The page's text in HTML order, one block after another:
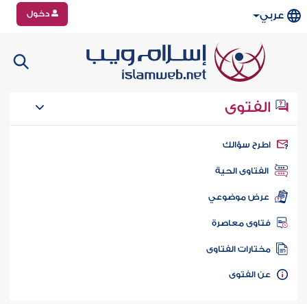
عربي دخول
الفتوى
سؤالك
الفتاوى الحية
عرض موضوعي
فتاوى معاصرة
مختارات الفتاوى